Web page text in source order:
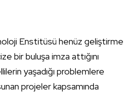
Enstitüsü henüz geliştirme
bir buluşa imza attığını
yaşadığı problemlere
projeler kapsamında